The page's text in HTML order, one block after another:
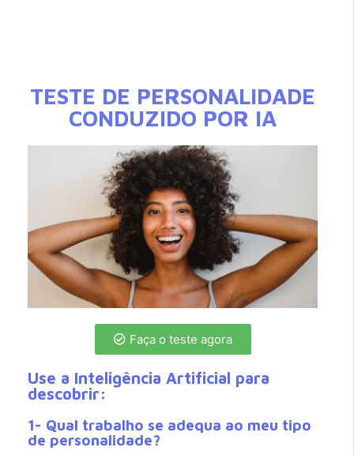
TESTE DE PERSONALIDADE
CONDUZIDO POR IA
Faça o teste agora
Use a Inteligência Artificial para
descobrir:
1- Qual trabalho se adequa ao meu tipo
de personalidade?